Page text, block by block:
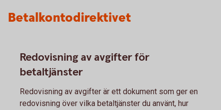
Betalkontodirektivet
Redovisning av avgifter för
betaltjänster
Redovisning av avgifter är ett dokument som ger en
redovisning över vilka betaltjänster du använt, hur